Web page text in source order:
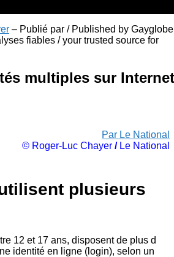
– Publié par / Published by
fiables / your trusted source for
multiples sur Internet
Par Le National
© Roger-Luc Chayer /Le National
plusieurs
12 et 17 ans, disposent de plus d
identité en ligne (login), selon un